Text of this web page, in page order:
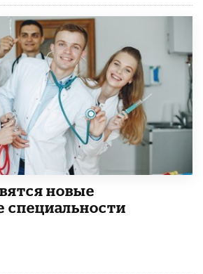
новые
специальности